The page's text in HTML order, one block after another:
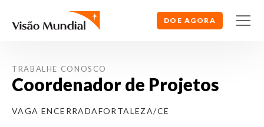
DOE AGORA
TRABALHE CONOSCO
Coordenador de Projetos
VAGA ENCERRADAFORTALEZA/CE